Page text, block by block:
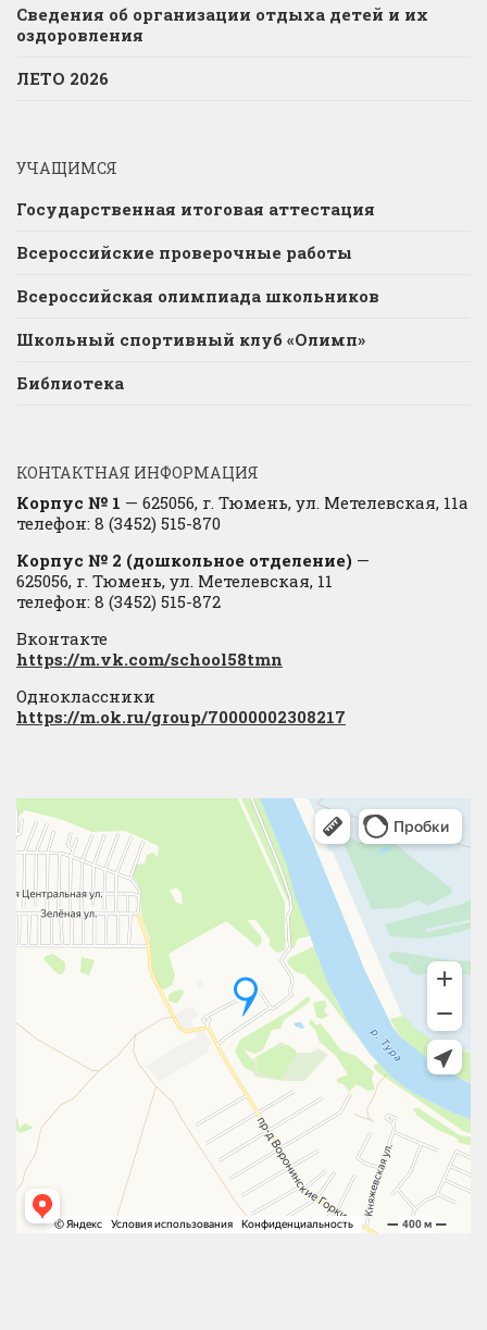
Сведения об организации отдыха детей и их
оздоровления
ЛЕТО 2026
УЧАЩИМСЯ
Государственная итоговая аттестация
Всероссийские проверочные работы
Всероссийская олимпиада школьников
Школьный спортивный клуб «Олимп»
Библиотека
КОНТАКТНАЯ ИНФОРМАЦИЯ
Корпус № 1 — 625056, г. Тюмень, ул. Метелевская, 11а
телефон: 8 (3452) 515-870
Корпус № 2 (дошкольное отделение) —
625056, г. Тюмень, ул. Метелевская, 11
телефон: 8 (3452) 515-872
Вконтакте
https://m.vk.com/school58tmn
Одноклассники
https://m.ok.ru/group/70000002308217